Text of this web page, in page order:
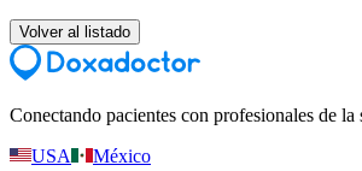
Volver al listado
Conectando pacientes con profesionales de la
USA
México